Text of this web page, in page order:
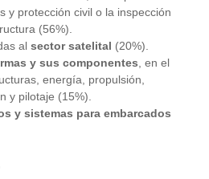
y protección civil o la inspección
(56%).
al sector satelital (20%).
y sus componentes , en el
energía, propulsión,
y pilotaje (15%).
y sistemas para embarcados